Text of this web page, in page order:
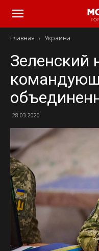
Главная Украина
Зеленский
28.03.2020